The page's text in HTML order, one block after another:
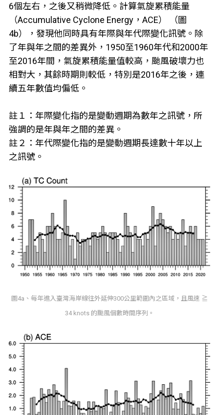
6個左右，之後又稍微降低。計算氣旋累積能量
（Accumulative Cyclone Energy，ACE） （圖
4b），發現他同時具有年際與年代際變化訊號。除
了年與年之間的差異外，1950至1960年代和2000年
至2016年間，氣旋累積能量值較高，颱風破壞力也
相對大，其餘時期則較低，特別是2016年之後，連
續五年數值均偏低。
註１：年際變化指的是變動週期為數年之訊號，所
強調的是年與年之間的差異。
註２：年代際變化指的是變動週期長達數十年以上
之訊號。
圖4a、每年進入臺灣海岸線往外延伸300公里範圍內之區域，且風速 ≧
34 knots 的颱風個數時間序列。